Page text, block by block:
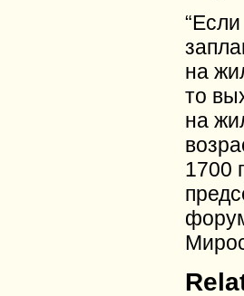
на
то
на
1700